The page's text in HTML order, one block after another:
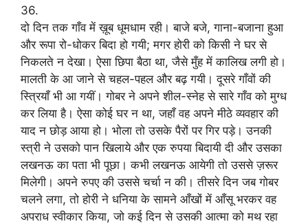
36.
दो दिन तक गाँव में ख़ूब धूमधाम रही। बाजे बजे, गाना-बजाना हुआ
और रूपा रो-धोकर बिदा हो गयी; मगर होरी को किसी ने घर से
निकलते न देखा। ऐसा छिपा बैठा था, जैसे मुँह में कालिख लगी हो।
मालती के आ जाने से चहल-पहल और बढ़ गयी। दूसरे गाँवों की
स्त्रियाँ भी आ गयीं। गोबर ने अपने शील-स्नेह से सारे गाँव को मुग्ध
कर लिया है। ऐसा कोई घर न था, जहाँ वह अपने मीठे व्यवहार की
याद न छोड़ आया हो। भोला तो उसके पैरों पर गिर पड़े। उनकी
स्त्री ने उसको पान खिलाये और एक रुपया बिदायी दी और उसका
लखनऊ का पता भी पूछा। कभी लखनऊ आयेगी तो उससे ज़रूर
मिलेगी। अपने रुपए की उससे चर्चा न की। तीसरे दिन जब गोबर
चलने लगा, तो होरी ने धनिया के सामने आँखों में आँसू भरकर वह
अपराध स्वीकार किया, जो कई दिन से उसकी आत्मा को मथ रहा